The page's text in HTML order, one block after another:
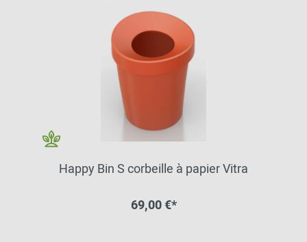
Happy Bin S corbeille à papier Vitra
69,00 €*